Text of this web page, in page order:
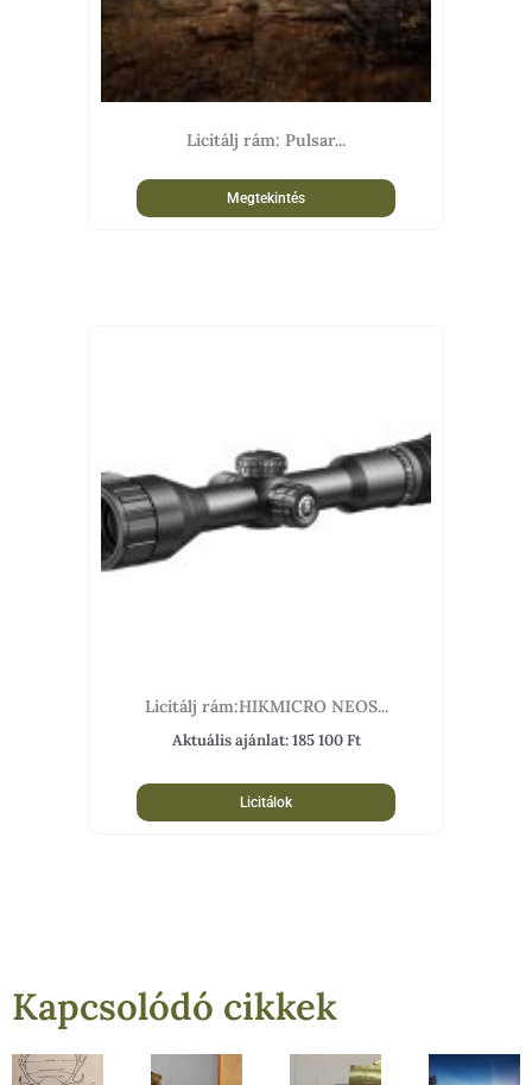
Licitálj rám: Pulsar...
Megtekintés
Licitálj rám:HIKMICRO NEOS...
Aktuális ajánlat:185 100Ft
Licitálok
Kapcsolódó cikkek